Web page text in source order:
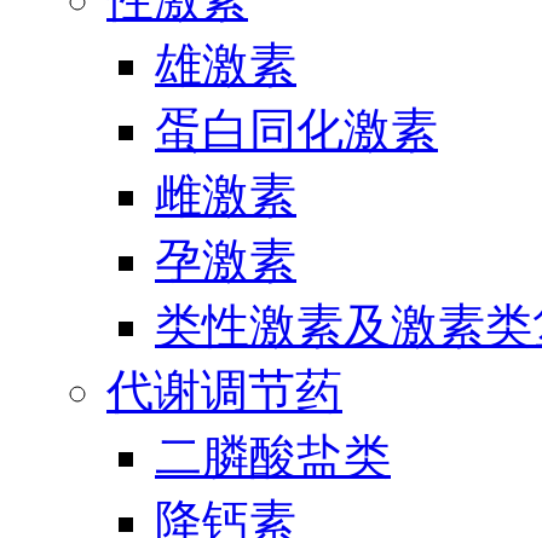
雄激素
蛋白同化激素
雌激素
孕激素
类性激素及激素
代谢调节药
二膦酸盐类
降钙素